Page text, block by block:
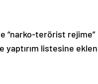
“narko-terörist rejime”
yaptırım listesine